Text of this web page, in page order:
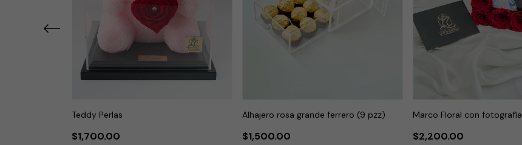
Teddy Perlas
$1,700.00
Alhajero rosa grande ferrero (9 pzz)
$1,500.00
Marco Floral con fotografía
$2,200.00